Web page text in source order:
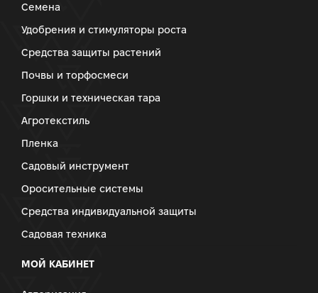
Семена
Удобрения и стимуляторы роста
Средства защиты растений
Почвы и торфосмеси
Горшки и техническая тара
Агротекстиль
Пленка
Садовый инструмент
Оросительные системы
Средства индивидуальной защиты
Садовая техника
МОЙ КАБИНЕТ